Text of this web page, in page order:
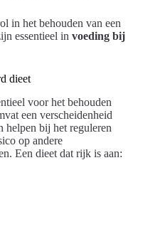
in het behouden van een
essentieel in voeding bij
dieet
voor het behouden
een verscheidenheid
helpen bij het reguleren
op andere
Een dieet dat rijk is aan: